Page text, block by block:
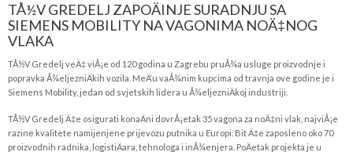
TÅ½V GREDELJ ZAPOÄINJE SURADNJU SA
SIEMENS MOBILITY NA VAGONIMA NOÄ‡NOG
VLAKA
TÅ½V Gredelj veÄ‡ viÅ¡e od 120 godina u Zagrebu pruÅ¾a usluge proizvodnje i
popravka Å¾eljezniÄkih vozila. MeÄ‘u vaÅ¾nim kupcima od travnja ove godine je i
Siemens Mobility, jedan od svjetskih lidera u Å¾eljezniÄkoj industriji.
TÅ½V Gredelj Ä‡e osigurati konaÄni dovrÅ¡etak 35 vagona za noÄ‡ni vlak, najviÅ¡e
razine kvalitete namijenjene prijevozu putnika u Europi. Bit Ä‡e zaposleno oko 70
proizvodnih radnika, logistiÄara, tehnologa i inÅ¾enjera. PoÄetak projekta je u